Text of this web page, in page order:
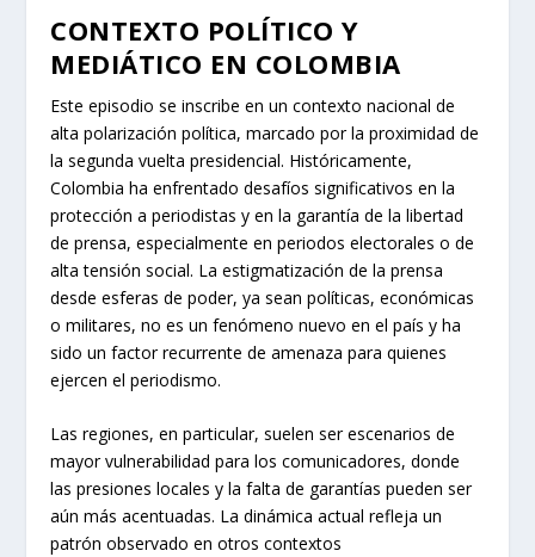
CONTEXTO POLÍTICO Y
MEDIÁTICO EN COLOMBIA
Este episodio se inscribe en un contexto nacional de
alta polarización política, marcado por la proximidad de
la segunda vuelta presidencial. Históricamente,
Colombia ha enfrentado desafíos significativos en la
protección a periodistas y en la garantía de la libertad
de prensa, especialmente en periodos electorales o de
alta tensión social. La estigmatización de la prensa
desde esferas de poder, ya sean políticas, económicas
o militares, no es un fenómeno nuevo en el país y ha
sido un factor recurrente de amenaza para quienes
ejercen el periodismo.
Las regiones, en particular, suelen ser escenarios de
mayor vulnerabilidad para los comunicadores, donde
las presiones locales y la falta de garantías pueden ser
aún más acentuadas. La dinámica actual refleja un
patrón observado en otros contextos